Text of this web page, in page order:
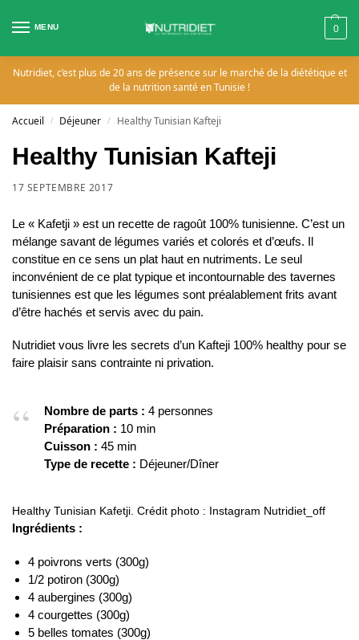
MENU 0
Nutridiet, c’est plus de 20 ans de présence sur le marché de la diététique et
de la nutrition santé en Tunisie !
Accueil / Déjeuner / Healthy Tunisian Kafteji
Healthy Tunisian Kafteji
17 SEPTEMBRE 2017
Le « Kafetji » est un recette de ragoût 100% tunisienne. C’est un
mélange savant de légumes variés et colorés et d’œufs. Il
constitue en ce sens un plat haut en nutriments. Le seul
inconvénient de ce plat typique et incontournable des tavernes
tunisiennes est que les légumes sont préalablement frits avant
d’être hachés et servis avec du pain.
Nutridiet vous livre les secrets d’un Kafteji 100% healthy pour se
faire plaisir sans contrainte ni privation.
Nombre de parts : 4 personnes
Préparation : 10 min
Cuisson : 45 min
Type de recette : Déjeuner/Dîner
Healthy Tunisian Kafetji. Crédit photo : Instagram Nutridiet_off
Ingrédients :
4 poivrons verts (300g)
1/2 potiron (300g)
4 aubergines (300g)
4 courgettes (300g)
5 belles tomates (300g)